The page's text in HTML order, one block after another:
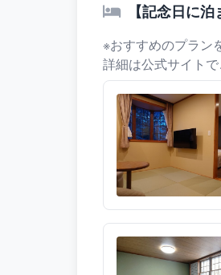
【記念日に
※おすすめのプラン
詳細は公式サイトで